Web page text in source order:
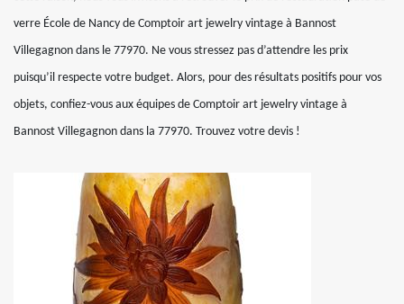
verre École de Nancy de Comptoir art jewelry vintage à Bannost
Villegagnon dans le 77970. Ne vous stressez pas d’attendre les prix
puisqu’il respecte votre budget. Alors, pour des résultats positifs pour vos
objets, confiez-vous aux équipes de Comptoir art jewelry vintage à
Bannost Villegagnon dans la 77970. Trouvez votre devis !